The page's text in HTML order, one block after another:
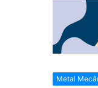
Metal